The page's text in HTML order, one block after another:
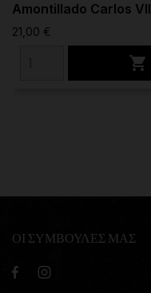
Amontillado Carlos VII
21,00 €

ΟΙ ΣΥΜΒΟΥΛΕΣ ΜΑΣ